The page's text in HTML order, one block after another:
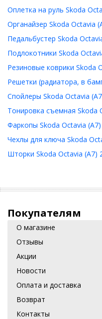
Оплетка на руль Skoda
Органайзер Skoda Octavia
Педальбустер Skoda
Подлокотники Skoda
Резиновые коврики Skoda
Решетки (радиатора, в
Спойлеры Skoda Octavia
Тонировка съемная Skoda
Фаркопы Skoda Octavia
Чехлы для ключа Skoda
Шторки Skoda Octavia (A7)
Покупателям
О магазине
Отзывы
Акции
Новости
Оплата и доставка
Возврат
Контакты